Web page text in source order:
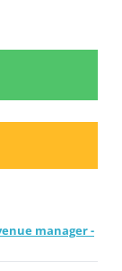
manager -